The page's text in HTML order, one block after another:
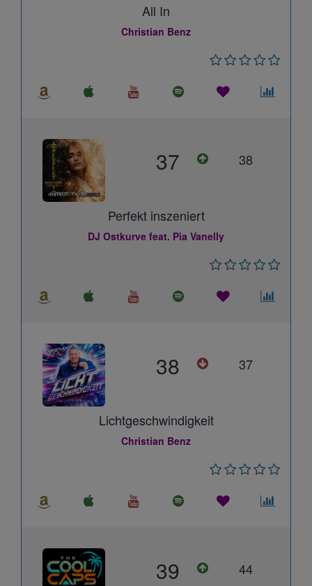
All In
Christian Benz
37 38
Perfekt inszeniert
DJ Ostkurve feat. Pia Vanelly
38 37
Lichtgeschwindigkeit
Christian Benz
39 44